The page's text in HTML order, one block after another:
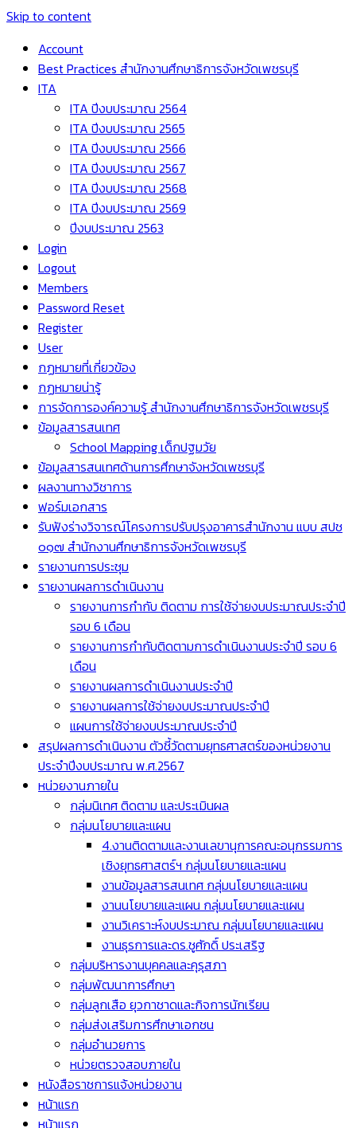
Skip to content
Account
Best Practices สำนักงานศึกษาธิการจังหวัดเพชรบุรี
ITA
ITA ปีงบประมาณ 2564
ITA ปีงบประมาณ 2565
ITA ปีงบประมาณ 2566
ITA ปีงบประมาณ 2567
ITA ปีงบประมาณ 2568
ITA ปีงบประมาณ 2569
ปีงบประมาณ 2563
Login
Logout
Members
Password Reset
Register
User
กฏหมายที่เกี่ยวข้อง
กฏหมายน่ารู้
การจัดการองค์ความรู้ สำนักงานศึกษาธิการจังหวัดเพชรบุรี
ข้อมูลสารสนเทศ
School Mapping เด็กปฐมวัย
ข้อมูลสารสนเทศด้านการศึกษาจังหวัดเพชรบุรี
ผลงานทางวิชาการ
ฟอร์มเอกสาร
รับฟังร่างวิจารณ์โครงการปรับปรุงอาคารสำนักงาน แบบ สปช
๐๑๗ สำนักงานศึกษาธิการจังหวัดเพชรบุรี
รายงานการประชุม
รายงานผลการดำเนินงาน
รายงานการกำกับ ติดตาม การใช้จ่ายงบประมาณประจำปี
รอบ 6 เดือน
รายงานการกำกับติดตามการดำเนินงานประจำปี รอบ 6
เดือน
รายงานผลการดำเนินงานประจำปี
รายงานผลการใช้จ่ายงบประมาณประจำปี
แผนการใช้จ่ายงบประมาณประจำปี
สรุปผลการดำเนินงาน ตัวชี้วัดตามยุทธศาสตร์ของหน่วยงาน
ประจำปีงบประมาณ พ.ศ.2567
หน่วยงานภายใน
กลุ่มนิเทศ ติดตาม และประเมินผล
กลุ่มนโยบายและแผน
4.งานติดตามและงานเลขานุการคณะอนุกรรมการ
เชิงยุทธศาสตร์ฯ กลุ่มนโยบายและแผน
งานข้อมูลสารสนเทศ กลุ่มนโยบายและแผน
งานนโยบายและแผน กลุ่มนโยบายและแผน
งานวิเคราะห์งบประมาณ กลุ่มนโยบายและแผน
งานธุรการและดร.ชูศักดิ์ ประเสริฐ
กลุ่มบริหารงานบุคคลและคุรุสภา
กลุ่มพัฒนาการศึกษา
กลุ่มลูกเสือ ยุวกาชาดและกิจการนักเรียน
กลุ่มส่งเสริมการศึกษาเอกชน
กลุ่มอำนวยการ
หน่วยตรวจสอบภายใน
หนังสือราชการแจ้งหน่วยงาน
หน้าแรก
หน้าแรก